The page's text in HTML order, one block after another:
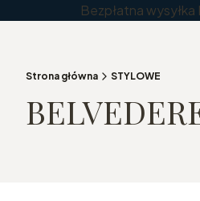
Bezpłatna wysyłka
Strona główna STYLOWE